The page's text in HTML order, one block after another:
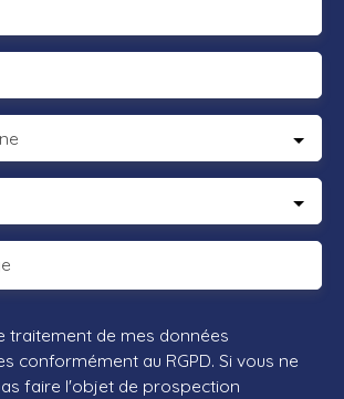
traitement de mes données
conformément au RGPD. Si vous ne
faire l'objet de prospection